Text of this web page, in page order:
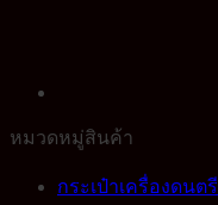
โน๊ต
รุ่น
204
หมวดหมู่สินค้า
กระเป๋าเครื่องดนตรี